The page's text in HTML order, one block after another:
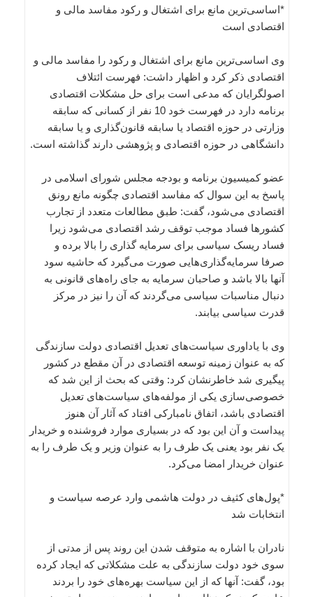
*اساسی‌ترین مانع برای اشتغال و رکود مفاسد مالی و
اقتصادی است
وی اساسی‌ترین مانع برای اشتغال و رکود را مفاسد مالی و
اقتصادی ذکر کرد و اظهار داشت: فهرست ائتلاف
اصولگرایان که مدعی است برای حل مشکلات اقتصادی
برنامه دارد در فهرست خود 10 نفر از کسانی که سابقه
وزارتی در حوزه اقتصاد یا سابقه قانون‌گذاری و یا سابقه
دانشگاهی در حوزه اقتصادی و پژوهشی دارند گذاشته است.
عضو کمیسیون برنامه و بودجه مجلس شورای اسلامی در
پاسخ به این سوال که مفاسد اقتصادی چگونه مانع رونق
اقتصادی می‌شود، گفت: طبق مطالعات متعدد از تجارب
کشورها فساد موجب توقف رشد اقتصادی می‌شود زیرا
فساد ریسک سیاسی برای سرمایه‌ گذاری را بالا برده و
صرفا سرمایه‌گذاری‌هایی صورت می‌گیرد که حاشیه سود
آنها بالا باشد و صاحبان سرمایه به جای راه‌های قانونی به
دنبال مناسبات سیاسی می‌گردند که آن را نیز در مرکز
قدرت سیاسی بیابند.
وی با یاداوری سیاست‌های تعدیل اقتصادی دولت سازندگی
که به عنوان زمینه توسعه اقتصادی در آن مقطع در کشور
پیگیری شد خاطرنشان کرد: وقتی که بحث از این شد که
خصوصی‌سازی یکی از مولفه‌های سیاست‌های تعدیل
اقتصادی باشد، اتفاق نامبارکی افتاد که آثار آن هنوز
پیداست و آن این بود که در بسیاری موارد فروشنده و خریدار
یک نفر بود یعنی یک طرف را به عنوان وزیر و یک طرف را به
عنوان خریدار امضا می‌کرد.
*پول‌های کثیف در دولت هاشمی وارد عرصه سیاست و
انتخابات شد
نادران با اشاره به متوقف شدن این روند پس از مدتی از
سوی خود دولت سازندگی به علت مشکلاتی که ایجاد کرده
بود، گفت: آنها که از این سیاست بهره‌های خود را بردند